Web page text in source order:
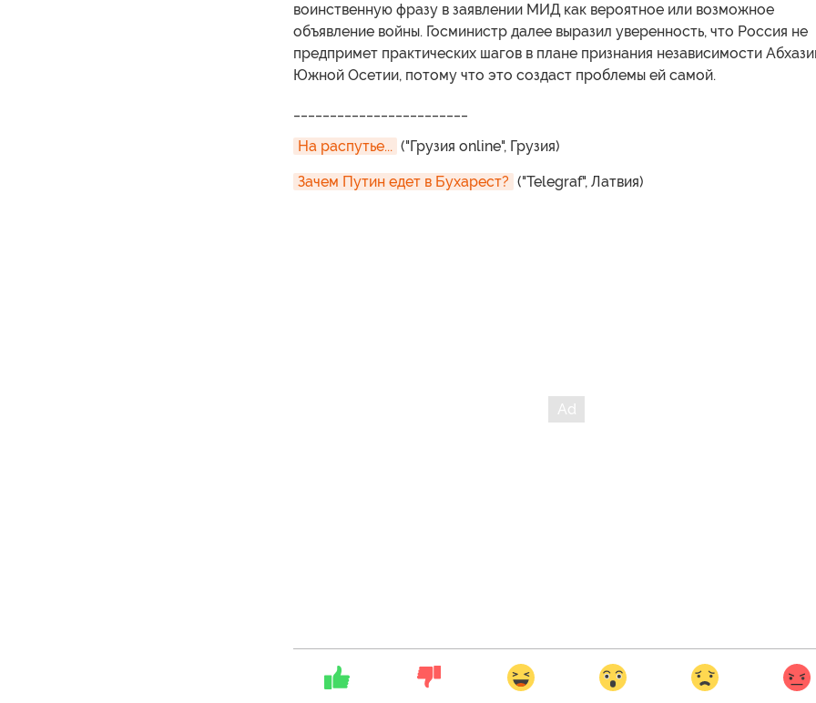
воинственную фразу в заявлении МИД как вероятное или возможное
объявление войны. Госминистр далее выразил уверенность, что Россия не
предпримет практических шагов в плане признания независимости
Южной Осетии, потому что это создаст проблемы ей самой.
На распутье... ("Грузия online", Грузия)
Зачем Путин едет в Бухарест? ("Telegraf", Латвия)